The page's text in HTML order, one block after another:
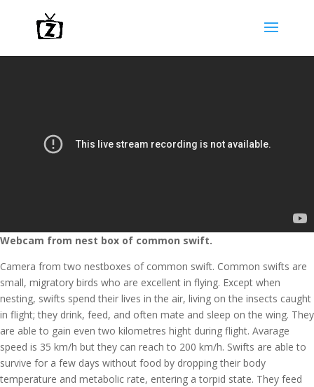
Webcam from nest box of common swift.
Camera from two nestboxes of common swift. Common swifts are
small, migratory birds who are excellent in flying. Except when
nesting, swifts spend their lives in the air, living on the insects caught
in flight; they drink, feed, and often mate and sleep on the wing. They
are able to gain even two kilometres hight during flight. Avarage
speed is 35 km/h but they can reach to 200 km/h. Swifts are able to
survive for a few days without food by dropping their body
temperature and metabolic rate, entering a torpid state. They feed